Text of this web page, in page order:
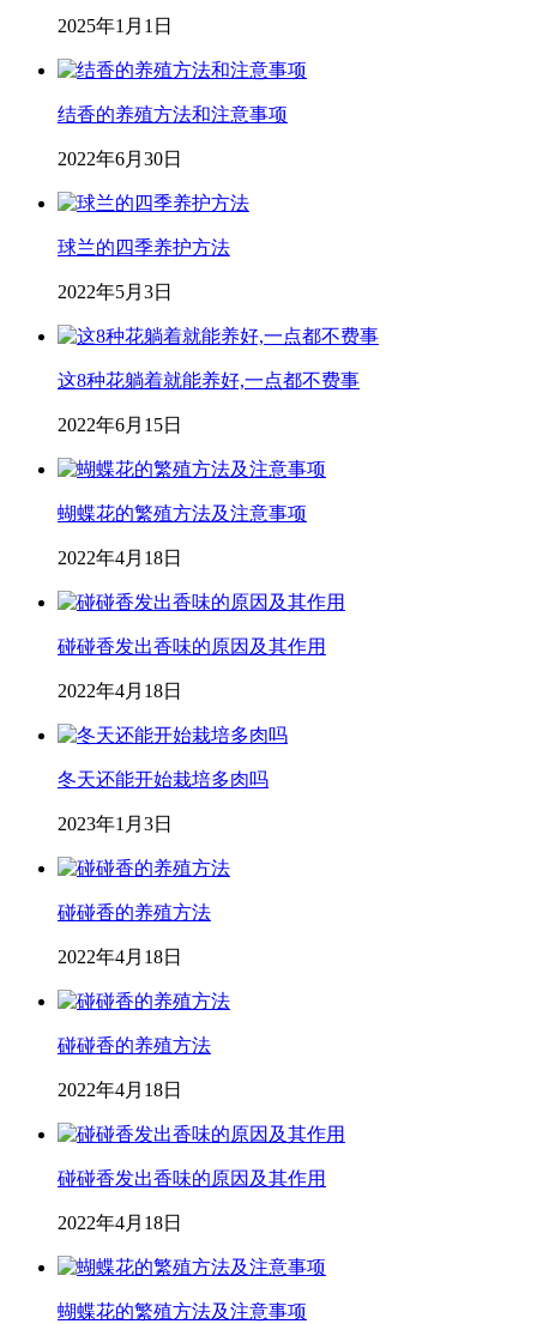
2025年1月1日
结香的养殖方法和注意事项
2022年6月30日
球兰的四季养护方法
2022年5月3日
这8种花躺着就能养好,一点都不费事
2022年6月15日
蝴蝶花的繁殖方法及注意事项
2022年4月18日
碰碰香发出香味的原因及其作用
2022年4月18日
冬天还能开始栽培多肉吗
2023年1月3日
碰碰香的养殖方法
2022年4月18日
碰碰香的养殖方法
2022年4月18日
碰碰香发出香味的原因及其作用
2022年4月18日
蝴蝶花的繁殖方法及注意事项